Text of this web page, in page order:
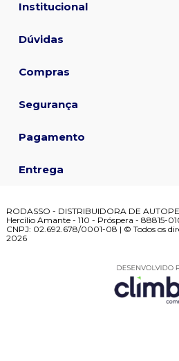
Institucional
Dúvidas
Compras
Segurança
Pagamento
Entrega
RODASSO - DISTRIBUIDORA DE
Hercílio Amante - 110 - Próspera - 88815-
CNPJ: 02.692.678/0001-08 | © Todos os
2026